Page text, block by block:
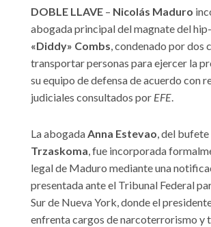
DOBLE LLAVE – Nicolás Maduro
abogada principal del magnate del
«Diddy» Combs, condenado por dos
transportar personas para ejercer la
su equipo de defensa de acuerdo con
judiciales consultados por EFE.
La abogadaAnna Estevao, del bufete
Trzaskoma, fue incorporada
legal de Maduro mediante una
presentada ante el Tribunal Federal
Sur de Nueva York, donde el
enfrenta cargos de narcoterrorismo y